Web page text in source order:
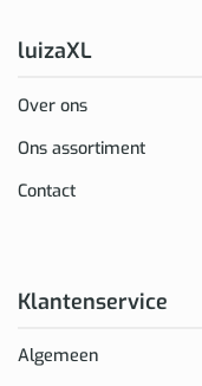
luizaXL
Over ons
Ons assortiment
Contact
Klantenservice
Algemeen